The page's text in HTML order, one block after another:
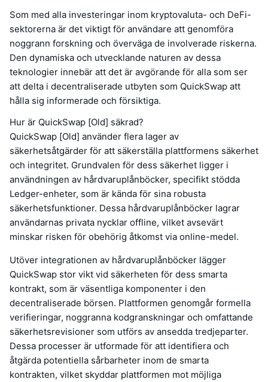
Som med alla investeringar inom kryptovaluta- och DeFi-
sektorerna är det viktigt för användare att genomföra
noggrann forskning och överväga de involverade riskerna.
Den dynamiska och utvecklande naturen av dessa
teknologier innebär att det är avgörande för alla som ser
att delta i decentraliserade utbyten som QuickSwap att
hålla sig informerade och försiktiga.
Hur är QuickSwap [Old] säkrad?
QuickSwap [Old] använder flera lager av
säkerhetsåtgärder för att säkerställa plattformens säkerhet
och integritet. Grundvalen för dess säkerhet ligger i
användningen av hårdvaruplånböcker, specifikt stödda
Ledger-enheter, som är kända för sina robusta
säkerhetsfunktioner. Dessa hårdvaruplånböcker lagrar
användarnas privata nycklar offline, vilket avsevärt
minskar risken för obehörig åtkomst via online-medel.
Utöver integrationen av hårdvaruplånböcker lägger
QuickSwap stor vikt vid säkerheten för dess smarta
kontrakt, som är väsentliga komponenter i den
decentraliserade börsen. Plattformen genomgår formella
verifieringar, noggranna kodgranskningar och omfattande
säkerhetsrevisioner som utförs av ansedda tredjeparter.
Dessa processer är utformade för att identifiera och
åtgärda potentiella sårbarheter inom de smarta
kontrakten, vilket skyddar plattformen mot möjliga